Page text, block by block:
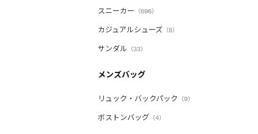
スニーカー （696）
カジュアルシューズ （8）
サンダル （33）
メンズバッグ
リュック・バックパック （9）
ボストンバッグ （4）